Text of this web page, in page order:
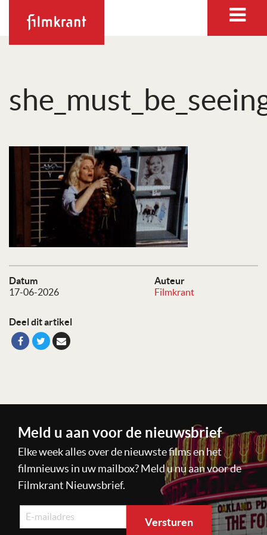
Datum
17-06-2026
Auteur
Filmkrant
Deel dit artikel
Meld u aan voor de nieuwsbrief
Elke week alles over de nieuwste films en het
filmnieuws in uw mailbox? Meld u nu aan voor de
Filmkrant Nieuwsbrief.